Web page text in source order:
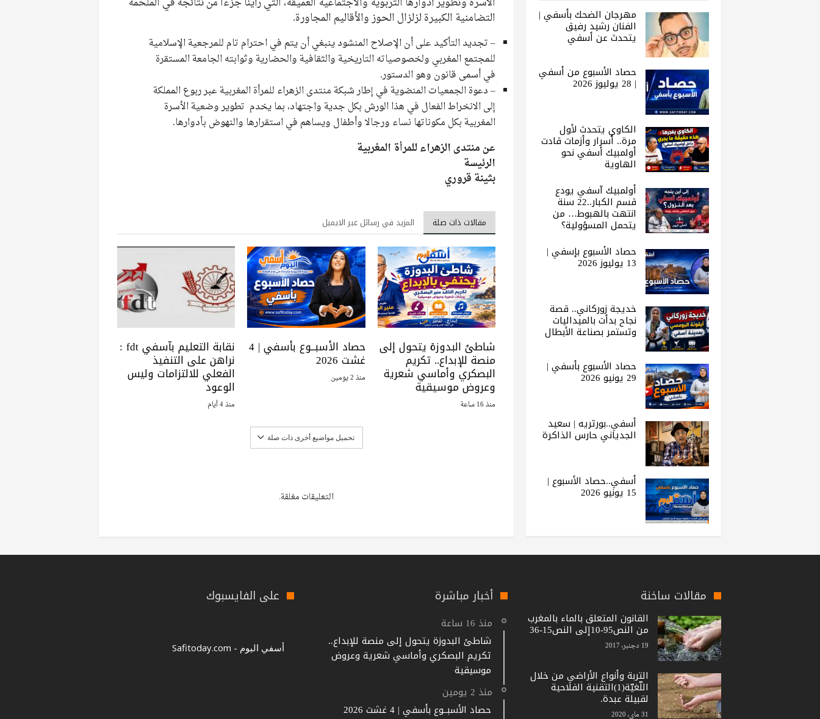
التضامنية الكبيرة لزلزال الحوز والأقاليم المجاورة.
– تجديد التأكيد على أن الإصلاح المنشود ينبغي أن يتم في احترام تام للمرجعية الإسلامية
للمجتمع المغربي ولخصوصياته التاريخية والثقافية والحضارية وثوابته الجامعة المستقرة
في أسمى قانون وهو الدستور.
– دعوة الجمعيات المنضوية في إطار شبكة منتدى الزهراء للمرأة المغربية عبر ربوع المملكة
إلى الانخراط الفعال في هذا الورش بكل جدية واجتهاد، بما يخدم تطوير وضعية الأسرة
المغربية بكل مكوناتها نساء ورجالا وأطفال ويساهم في استقرارها والنهوض بأدوارها.
عن منتدى الزهراء للمرأة المغربية
الرئيسة
بثينة قروري
مقالات ذات صلة المزيد في رسائل عبر الايميل
شاطئ البدوزة يتحول إلى
منصة للإبداع.. تكريم
البصكري وأماسي شعرية
وعروض موسيقية
منذ 16 ساعة
حصاد الأسبــوع بأسفي | 4
غشت 2026
منذ 2 يومين
نقابة التعليم بآسفي fdt :
نراهن على التنفيذ
الفعلي للالتزامات وليس
الوعود
منذ 4 أيام
تحميل مواضيع أخرى ذات صلة
التعليقات مغلقة.
مهرجان الضحك بأسفي |
الفنان رشيد رفيق
يتحدث عن أسفي
حصاد الأسبوع من أسفي
| 28 يوليوز 2026
الكاوي يتحدث لأول
مرة.. أسرار وأزمات قادت
أولمبيك أسفي نحو
الهاوية
أولمبيك آسفي يودع
قسم الكبار..22 سنة
انتهت بالهبوط… من
يتحمل المسؤولية؟
حصاد الأسبوع بإسفي |
13 يوليوز 2026
خديجة زوركاني.. قصة
نجاح بدأت بالميداليات
وتستمر بصناعة الأبطال
حصاد الأسبوع بأسفي |
29 يونيو 2026
أسفي..بورتريه | سعيد
الجدياني حارس الذاكرة
أسفي..حصاد الأسبوع |
15 يونيو 2026
مقالات ساخنة
القانون المتعلق بالماء بالمغرب
من النص95-10إلى النص15-36
19 دجنبر، 2017
التربة وأنواع الأراضي من خلال
اللّغيّة(1)التقنية الفلاحية
لقبيلة عبدة.
31 ماي، 2020
أخبار مباشرة
منذ 16 ساعة
شاطئ البدوزة يتحول إلى منصة للإبداع..
تكريم البصكري وأماسي شعرية وعروض
موسيقية
منذ 2 يومين
حصاد الأسبــوع بأسفي | 4 غشت 2026
على الفايسبوك